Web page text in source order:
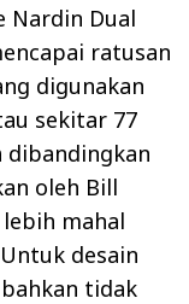
Nardin Dual
ratusan
digunakan
sekitar 77
dibandingkan
oleh Bill
mahal
desain
tidak